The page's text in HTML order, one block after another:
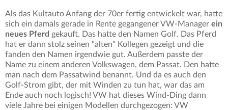
Als das Kultauto Anfang der 70er fertig entwickelt war, hatte
sich ein damals gerade in Rente gegangener VW-Manager ein
neues Pferd gekauft. Das hatte den Namen Golf. Das Pferd
hat er dann stolz seinen "alten" Kollegen gezeigt und die
fanden den Namen irgendwie gut. Außerdem passte der
Name zu einem anderen Volkswagen, dem Passat. Den hatte
man nach dem Passatwind benannt. Und da es auch den
Golf-Strom gibt, der mit Winden zu tun hat, war das am
Ende auch noch logisch! VW hat dieses Wind-Ding dann
viele Jahre bei einigen Modellen durchgezogen: VW